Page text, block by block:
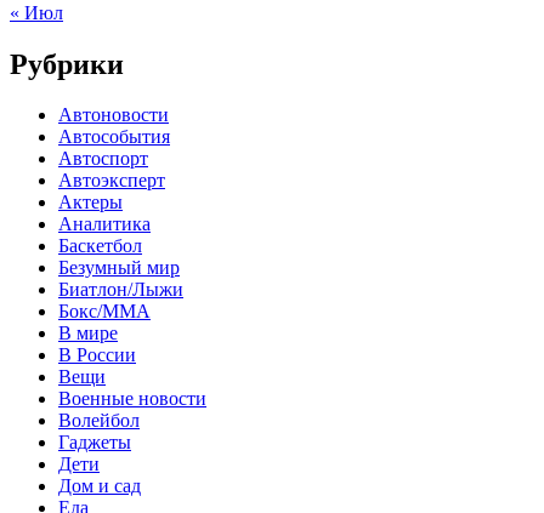
« Июл
Рубрики
Автоновости
Автособытия
Автоспорт
Автоэксперт
Актеры
Аналитика
Баскетбол
Безумный мир
Биатлон/Лыжи
Бокс/MMA
В мире
В России
Вещи
Военные новости
Волейбол
Гаджеты
Дети
Дом и сад
Еда